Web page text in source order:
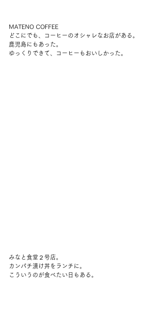
MATENO COFFEE
どこにでも、コーヒーのオシャレなお店がある。
鹿児島にもあった。
ゆっくりできて、コーヒーもおいしかった。
みなと食堂２号店。
カンパチ漬け丼をランチに。
こういうのが食べたい日もある。